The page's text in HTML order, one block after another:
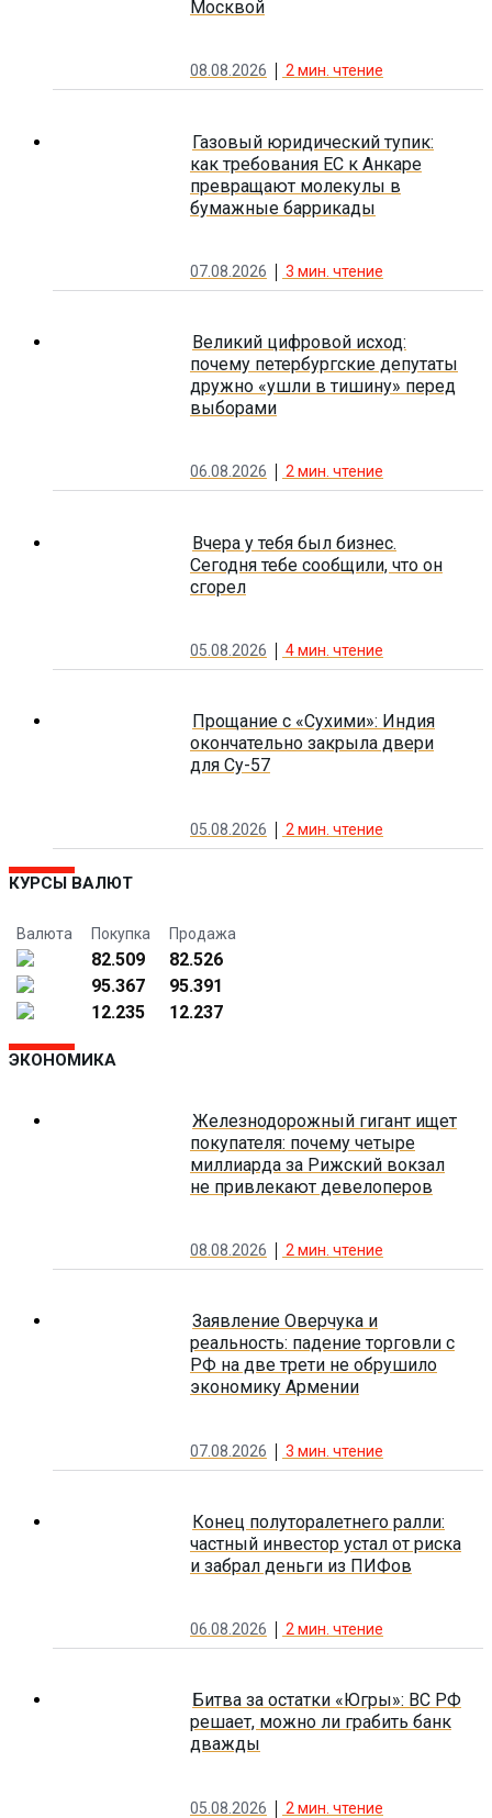
Москвой
08.08.2026 2мин. чтение
Газовый юридический тупик:
как требования ЕС к Анкаре
превращают молекулы в
бумажные баррикады
07.08.2026 3 мин. чтение
Великий цифровой исход:
почему петербургские депутаты
дружно «ушли в тишину» перед
выборами
06.08.2026 2мин. чтение
Вчера у тебя был бизнес.
Сегодня тебе сообщили, что он
сгорел
05.08.2026 4мин. чтение
Прощание с «Сухими»: Индия
окончательно закрыла двери
для Су-57
05.08.2026 2 мин. чтение
КУРСЫ ВАЛЮТ
Валюта Покупка Продажа
82.509
82.526
95.367
95.391
12.235
12.237
ЭКОНОМИКА
Железнодорожный гигант ищет
покупателя: почему четыре
миллиарда за Рижский вокзал
не привлекают девелоперов
08.08.2026 2 мин. чтение
Заявление Оверчука и
реальность: падение торговли с
РФ на две трети не обрушило
экономику Армении
07.08.2026 3 мин. чтение
Конец полуторалетнего ралли:
частный инвестор устал от риска
и забрал деньги из ПИФов
06.08.2026 2 мин. чтение
Битва за остатки «Югры»: ВС РФ
решает, можно ли грабить банк
дважды
05.08.2026 2 мин. чтение